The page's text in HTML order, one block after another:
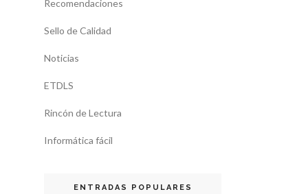
Recomendaciones
Sello de Calidad
Noticias
ETDLS
Rincón de Lectura
Informática fácil
ENTRADAS POPULARES